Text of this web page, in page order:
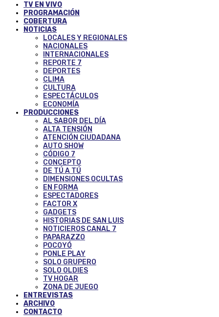
TV EN VIVO
PROGRAMACIÓN
COBERTURA
NOTICIAS
LOCALES Y REGIONALES
NACIONALES
INTERNACIONALES
REPORTE 7
DEPORTES
CLIMA
CULTURA
ESPECTÁCULOS
ECONOMÍA
PRODUCCIONES
AL SABOR DEL DÍA
ALTA TENSIÓN
ATENCIÓN CIUDADANA
AUTO SHOW
CÓDIGO 7
CONCEPTO
DE TÚ A TÚ
DIMENSIONES OCULTAS
EN FORMA
ESPECTADORES
FACTOR X
GADGETS
HISTORIAS DE SAN LUIS
NOTICIEROS CANAL 7
PAPARAZZO
POCOYÓ
PONLE PLAY
SOLO GRUPERO
SOLO OLDIES
TV HOGAR
ZONA DE JUEGO
ENTREVISTAS
ARCHIVO
CONTACTO